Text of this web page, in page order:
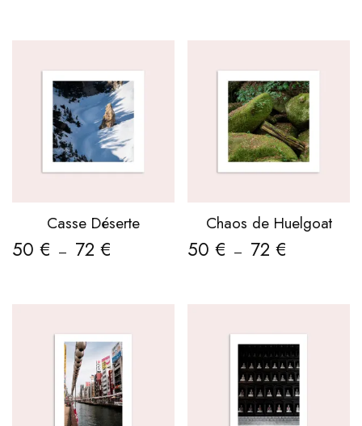
Casse Déserte
50 € – 72 €
Chaos de Huelgoat
50€ – 72€